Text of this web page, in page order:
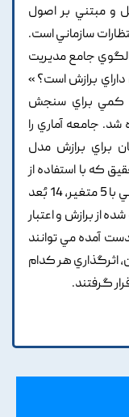
و مبتني بر اصول
سازماني است.
جامع مديريت
برازش است؟ »
کمي براي سنجش
جامعه آماري را
براي برازش مدل
که با استفاده از
نرم افزارهاي SPSSو LISRELتحليل شدند, مدلي با 5 متغير, 14 بُعد
از برازش و اعتبار
آمده مي توانند
اثرگذاري هر کدام
گرفتند.